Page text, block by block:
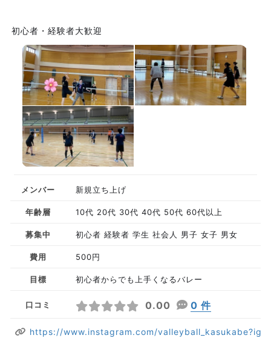
初心者・経験者大歓迎
メンバー 新規立ち上げ
年齢層 10代 20代 30代 40代 50代 60代以上
募集中 初心者 経験者 学生 社会人 男子 女子 男女
費用 500円
目標 初心者からでも上手くなるバレー
口コミ 0.00 0 件
https://www.instagram.com/valleyball_kasukabe?ig